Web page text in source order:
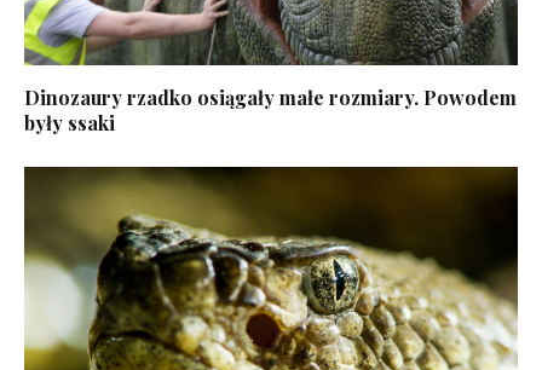
Dinozaury rzadko osiągały małe rozmiary. Powodem
były ssaki